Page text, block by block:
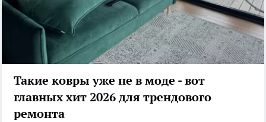
Такие ковры уже не в моде - вот
главных хит 2026 для трендового
ремонта